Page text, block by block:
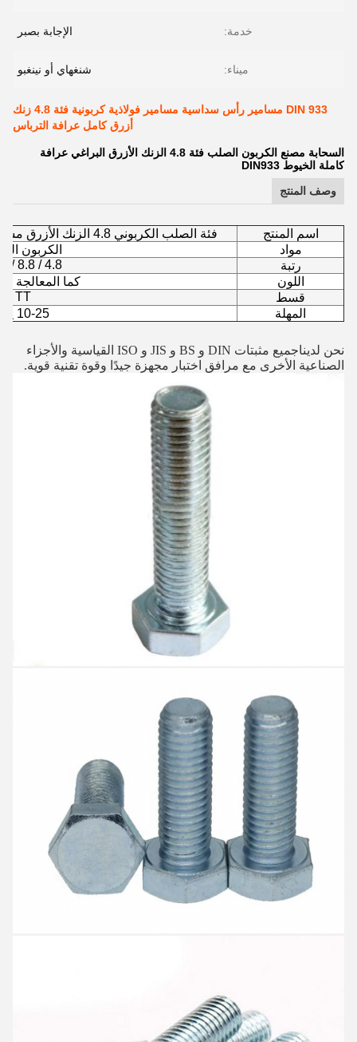
خدمة: الإجابة بصبر
ميناء: شنغهاي أو نينغبو
DIN 933 مسامير رأس سداسية مسامير فولاذية كربونية فئة 4.8 زنك
أزرق كامل عرافة الترباس
السحابة مصنع الكربون الصلب فئة 4.8 الزنك الأزرق البراغي عرافة
كاملة الخيوط DIN933
وصف المنتج
اسم المنتج
فئة الصلب الكربوني 4.8 الزنك الأزرق مسامير عرافة كاملة الخيوط DIN933
مواد
الكربون
رتبة
4.8 / 8.8 / 10.9
اللون
كما المعالجة
قسط
TT
المهلة
10-25 يوم
نحن لدينا
جميع مثبتات DIN و BS و JIS و ISO القياسية والأجزاء
الصناعية الأخرى مع مرافق اختبار مجهزة جيدًا وقوة تقنية قوية.